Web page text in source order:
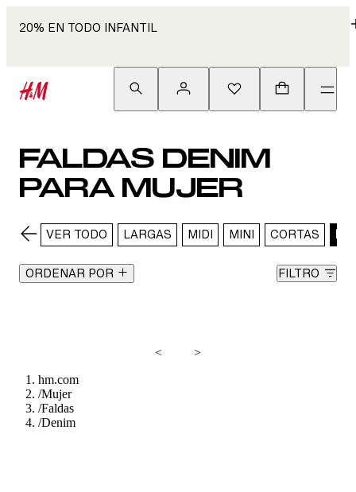
20% EN TODO INFANTIL
FALDAS DENIM
PARA MUJER
VER TODO LARGAS MIDI MINI CORTAS
ORDENAR POR FILTRO
<
>
hm.com
/Mujer
/Faldas
/Denim